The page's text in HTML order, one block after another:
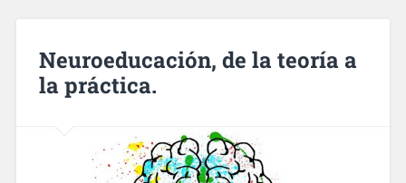
Neuroeducación, de la teoría a
la práctica.